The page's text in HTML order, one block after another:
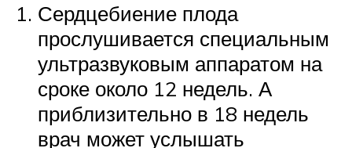
Сердцебиение плода
прослушивается специальным
ультразвуковым аппаратом на
сроке около 12 недель. А
приблизительно в 18 недель
врач может услышать